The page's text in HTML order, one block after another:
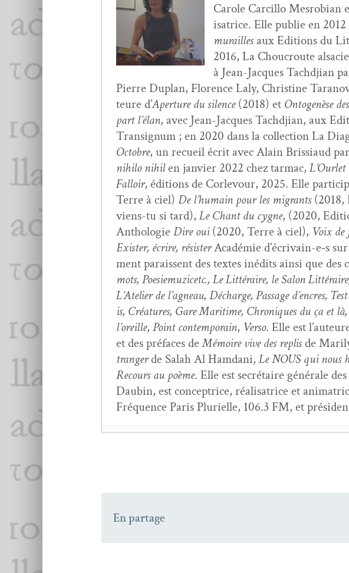
Car­ole Car­cil­lo Mes­ro­bian
isatrice. Elle pub­lie en 2012
muraillesaux Edi­tions du
2016, La Chou­croute
à Jean-Jacques Tachd­jian
Pierre Duplan, Flo­rence Laly, Chris­tine
teure d’Aper­ture du silence(2018) et Onto­genèse
part l’élan, avec Jean-Jacques Tachd­jian, aux
Tran­signum ; en 2020 dans la col­lec­tion La
Octo­bre, un recueil écrit avec Alain Bris­si­aud
nihi­lo nihilen jan­vi­er 2022 chez tar­mac,
Fal­loir, édi­tions de Cor­levour, 2025. Elle
Terre à ciel) De l’hu­main pour les migrants(2018,
viens-tu si tard), Le Chant du cygne, (2020,
Antholo­gieDire oui(2020, Terre à ciel), Voix de
Exis­ter, écrire, résis­terAcadémie d’écrivain-e‑s
ment parais­sent des textes inédits ain­si que
mots, Poe­siemuz­icetc., Le Lit­téraire, le Salon
L’Atelier de l’ag­neau, Décharge, Pas­sage d’en­cres,
is, Créa­tures, Gare Mar­itime, Chroniques du ça et
l’or­eille, Point con­tem­po­rain, Ver­so. Elle est
et des pré­faces deMémoire vive des replisde
trangerde Salah Al Ham­dani, Le NOUS qui nous
Recours au poème. Elle est secré­taire générale
Daubin, est con­cep­trice, réal­isatrice et
Fréquence Paris Plurielle, 106.3 FM, et
Poé­tique du mou­ve­ment : corps et
En partage